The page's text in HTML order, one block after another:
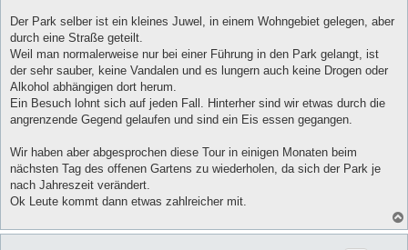
Der Park selber ist ein kleines Juwel, in einem Wohngebiet gelegen, aber
durch eine Straße geteilt.
Weil man normalerweise nur bei einer Führung in den Park gelangt, ist
der sehr sauber, keine Vandalen und es lungern auch keine Drogen oder
Alkohol abhängigen dort herum.
Ein Besuch lohnt sich auf jeden Fall. Hinterher sind wir etwas durch die
angrenzende Gegend gelaufen und sind ein Eis essen gegangen.
Wir haben aber abgesprochen diese Tour in einigen Monaten beim
nächsten Tag des offenen Gartens zu wiederholen, da sich der Park je
nach Jahreszeit verändert.
Ok Leute kommt dann etwas zahlreicher mit.